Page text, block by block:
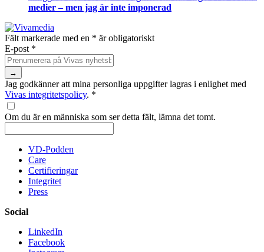
medier – men jag är inte imponerad
Fält markerade med en * är obligatoriskt
E-post *
Jag godkänner att mina personliga uppgifter lagras i enlighet med
Vivas integritetspolicy. *
Om du är en människa som ser detta fält, lämna det tomt.
VD-Podden
Care
Certifieringar
Integritet
Press
Social
LinkedIn
Facebook